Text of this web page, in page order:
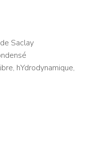
Saclay
hYdrodynamique,